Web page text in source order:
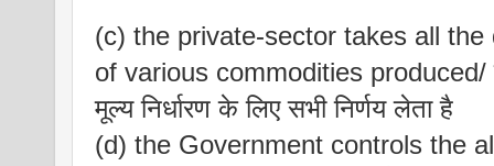
(c) the private-sector takes all
of various commodities produced/
मूल्य निर्धारण के लिए सभी निर्णय लेता है
(d) the Government controls the